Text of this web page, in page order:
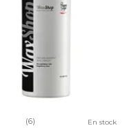
(6) En stock